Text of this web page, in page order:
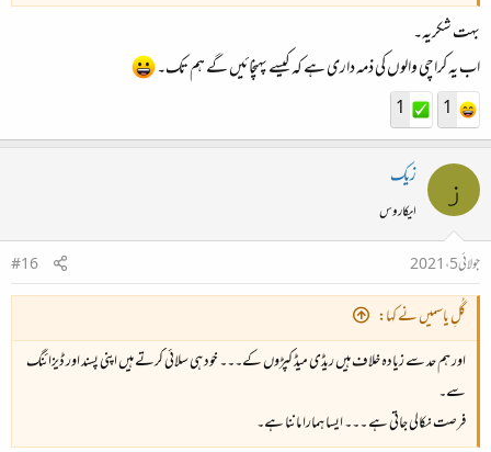
بہت شکریہ۔
اب یہ کراچی والوں کی ذمہ داری ہے کہ کیسے پہنچائیں گے ہم تک۔
1
1
ز زیک
ایکاروس
جولائی 5، 2021
#16
گُلِ یاسمیں نے کہا:
اور ہم حد سے زیادہ خلاف ہیں ریڈی میڈ کپڑوں کے۔۔۔ خود ہی سلائی کرتے ہیں اپنی پسند اور ڈیزائنگ
سے۔
فرصت نکالی جاتی ہے ۔۔۔ ایسا ہمارا ماننا ہے۔